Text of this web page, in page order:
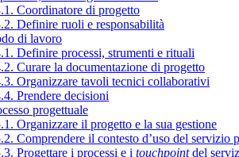
Coordinatore di progetto
Definire ruoli e responsabilità
di lavoro
Definire processi, strumenti e rituali
Curare la documentazione di progetto
Organizzare tavoli tecnici collaborativi
Prendere decisioni
progettuale
Organizzare il progetto e la sua gestione
Comprendere il contesto d’uso del servizio
Progettare i processi e i touchpointdel